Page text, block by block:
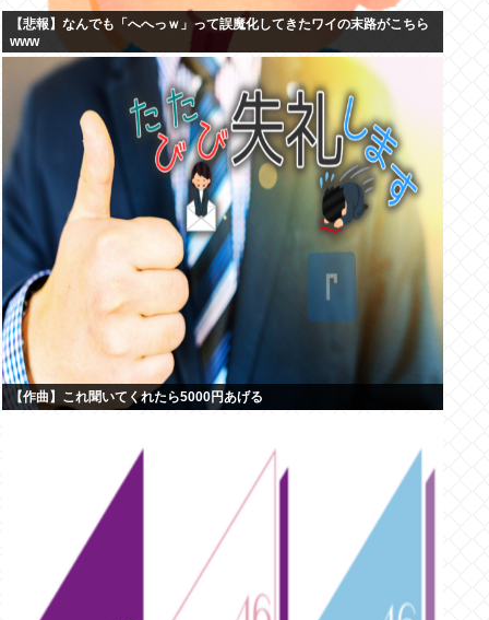
【悲報】なんでも「へへっｗ」って誤魔化してきたワイの末路がこちら
www
【作曲】これ聞いてくれたら5000円あげる